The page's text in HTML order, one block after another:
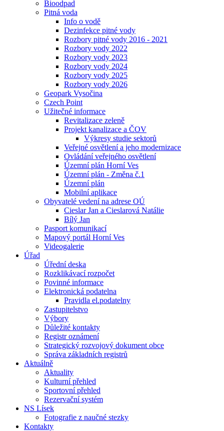
Bioodpad
Pitná voda
Info o vodě
Dezinfekce pitné vody
Rozbory pitné vody 2016 - 2021
Rozbory vody 2022
Rozbory vody 2023
Rozbory vody 2024
Rozbory vody 2025
Rozbory vody 2026
Geopark Vysočina
Czech Point
Užitečné informace
Revitalizace zeleně
Projekt kanalizace a ČOV
Výkresy studie sektorů
Veřejné osvětlení a jeho modernizace
Ovládání veřejného osvětlení
Územní plán Horní Ves
Územní plán - Změna č.1
Územní plán
Mobilní aplikace
Obyvatelé vedení na adrese OÚ
Cieslar Jan a Cieslarová Natálie
Bílý Jan
Pasport komunikací
Mapový portál Horní Ves
Videogalerie
Úřad
Úřední deska
Rozklikávací rozpočet
Povinné informace
Elektronická podatelna
Pravidla el.podatelny
Zastupitelstvo
Výbory
Důležité kontakty
Registr oznámení
Strategický rozvojový dokument obce
Správa základních registrů
Aktuálně
Aktuality
Kulturní přehled
Sportovní přehled
Rezervační systém
NS Lísek
Fotografie z naučné stezky
Kontakty